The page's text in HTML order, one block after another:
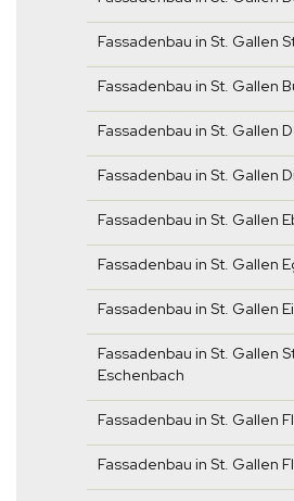
Fassadenbau in St. Gallen
Fassadenbau in St. Gallen
Fassadenbau in St. Gallen
Fassadenbau in St. Gallen
Fassadenbau in St. Gallen
Fassadenbau in St. Gallen
Fassadenbau in St. Gallen
Fassadenbau in St. Gallen
Eschenbach
Fassadenbau in St. Gallen
Fassadenbau in St. Gallen